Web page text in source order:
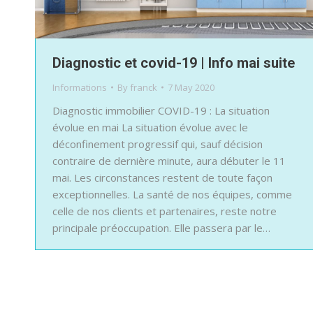
Diagnostic et covid-19 | Info mai suite
Informations By franck 7 May 2020
Diagnostic immobilier COVID-19 : La situation
évolue en mai La situation évolue avec le
déconfinement progressif qui, sauf décision
contraire de dernière minute, aura débuter le 11
mai. Les circonstances restent de toute façon
exceptionnelles. La santé de nos équipes, comme
celle de nos clients et partenaires, reste notre
principale préoccupation. Elle passera par le…